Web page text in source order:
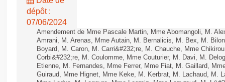
dépôt :
07/06/2024
Amendement de Mme Pascale Martin, Mme Abomangoli, M.
Amrani, M. Arenas, Mme Autain, M. Bernalicis, M. Bex, M.
Boyard, M. Caron, M. Carri&#232;re, M. Chauche, Mme
Corbi&#232;re, M. Coulomme, Mme Couturier, M. Davi, M.
Etienne, M. Fernandes, Mme Ferrer, Mme Fiat, M. Gaillard,
Guiraud, Mme Hignet, Mme Keke, M. Kerbrat, M. Lachaud, M.